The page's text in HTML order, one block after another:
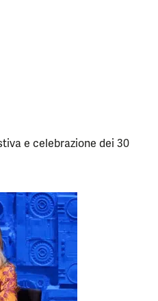
e celebrazione dei 30